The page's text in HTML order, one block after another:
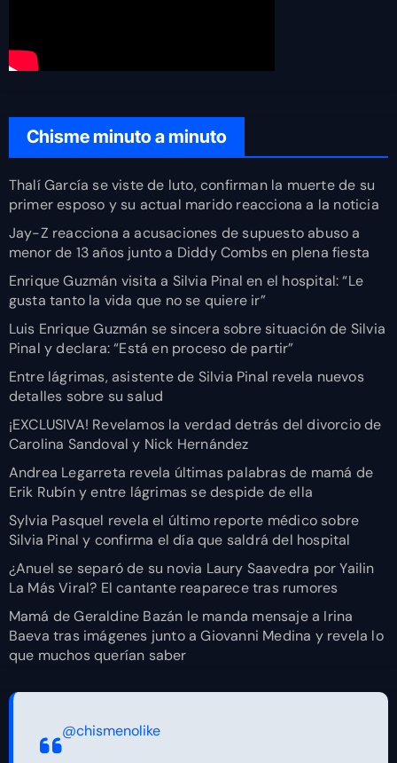
Chisme minuto a minuto
Thalí García se viste de luto, confirman la muerte de su
primer esposo y su actual marido reacciona a la noticia
Jay-Z reacciona a acusaciones de supuesto abuso a
menor de 13 años junto a Diddy Combs en plena fiesta
Enrique Guzmán visita a Silvia Pinal en el hospital: “Le
gusta tanto la vida que no se quiere ir”
Luis Enrique Guzmán se sincera sobre situación de Silvia
Pinal y declara: “Está en proceso de partir”
Entre lágrimas, asistente de Silvia Pinal revela nuevos
detalles sobre su salud
¡EXCLUSIVA! Revelamos la verdad detrás del divorcio de
Carolina Sandoval y Nick Hernández
Andrea Legarreta revela últimas palabras de mamá de
Erik Rubín y entre lágrimas se despide de ella
Sylvia Pasquel revela el último reporte médico sobre
Silvia Pinal y confirma el día que saldrá del hospital
¿Anuel se separó de su novia Laury Saavedra por Yailin
La Más Viral? El cantante reaparece tras rumores
Mamá de Geraldine Bazán le manda mensaje a Irina
Baeva tras imágenes junto a Giovanni Medina y revela lo
que muchos querían saber
@chismenolike